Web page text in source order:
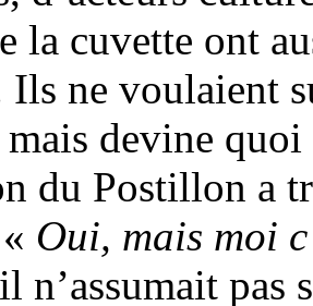
la cuvette ont
Ils ne voulaient
mais devine
du Postillon a
Oui, mais moi
n’assumait pas